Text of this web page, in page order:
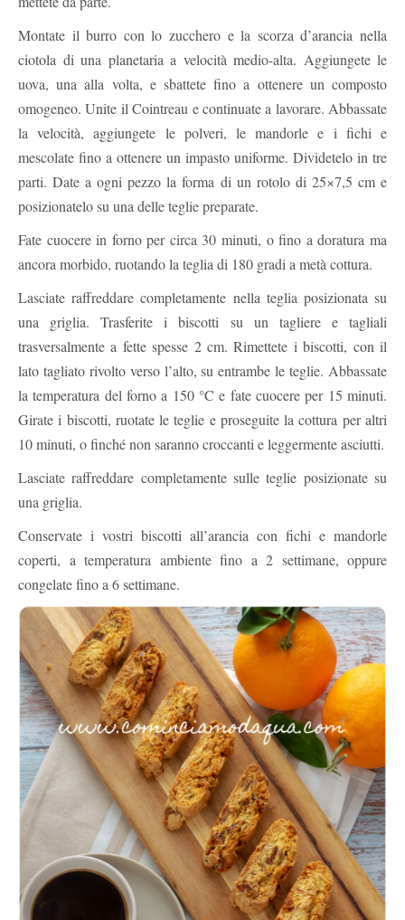
Montate il burro con lo zucchero e la scorza d’arancia nella
ciotola di una planetaria a velocità medio-alta. Aggiungete le
uova, una alla volta, e sbattete fino a ottenere un composto
omogeneo. Unite il Cointreau e continuate a lavorare. Abbassate
la velocità, aggiungete le polveri, le mandorle e i fichi e
mescolate fino a ottenere un impasto uniforme. Dividetelo in tre
parti. Date a ogni pezzo la forma di un rotolo di 25×7,5 cm e
posizionatelo su una delle teglie preparate.
Fate cuocere in forno per circa 30 minuti, o fino a doratura ma
ancora morbido, ruotando la teglia di 180 gradi a metà cottura.
Lasciate raffreddare completamente nella teglia posizionata su
una griglia. Trasferite i biscotti su un tagliere e tagliali
trasversalmente a fette spesse 2 cm. Rimettete i biscotti, con il
lato tagliato rivolto verso l’alto, su entrambe le teglie. Abbassate
la temperatura del forno a 150 °C e fate cuocere per 15 minuti.
Girate i biscotti, ruotate le teglie e proseguite la cottura per altri
10 minuti, o finché non saranno croccanti e leggermente asciutti.
Lasciate raffreddare completamente sulle teglie posizionate su
una griglia.
Conservate i vostri biscotti all’arancia con fichi e mandorle
coperti, a temperatura ambiente fino a 2 settimane, oppure
congelate fino a 6 settimane.